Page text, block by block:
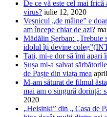
De ce vă este cel mai frică
virus? iulie 12, 2020
Veșnicul „de mâine” e
am începe chiar de azi?
Mădălin Șerban: „Trebuie
idolul îți devine
Tati, mi-e dor să îmi
Șușa mi-a salvat
de Paște din viața mea
M-am săturat de filmul
mai am o singură dorință:
2020
„Helsinki” din „ Casa de